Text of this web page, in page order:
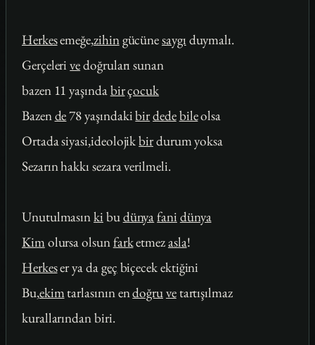
Herkesemeğe,zihingücünesaygı duymalı.
Gerçelerivedoğruları sunan
bazen 11 yaşındabirçocuk
Bazende78 yaşındakibirdedebileolsa
Ortada siyasi,ideolojikbirdurum yoksa
Sezarın hakkı sezara verilmeli.
Unutulmasınki budünyafani dünya
Kimolursa olsunfarketmezasla!
Herkeser ya dageç biçecek ektiğini
Bu,ekimtarlasının endoğruvetartışılmaz
kurallarından biri.